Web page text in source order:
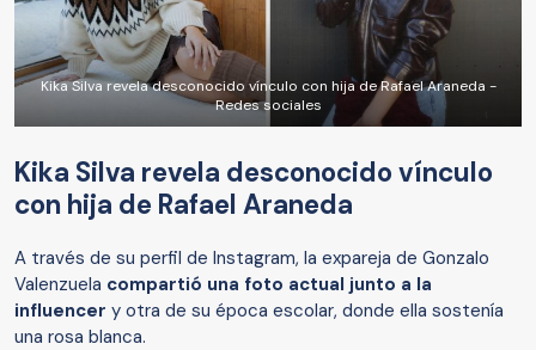
Kika Silva revela desconocido vínculo con hija de Rafael Araneda -
Redes sociales
Kika Silva revela desconocido vínculo
con hija de Rafael Araneda
A través de su perfil de Instagram, la expareja de Gonzalo
Valenzuela compartió una foto actual junto a la
influencer y otra de su época escolar, donde ella sostenía
una rosa blanca.